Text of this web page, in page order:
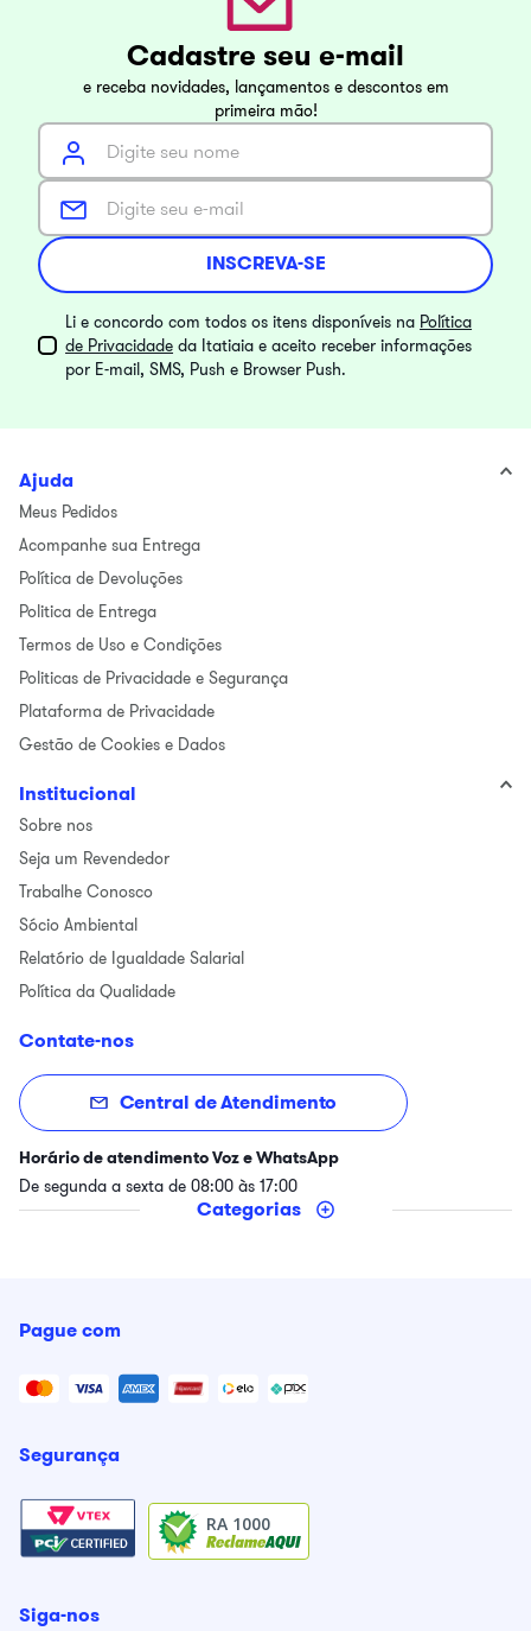
Cadastre seu e-mail
e receba novidades, lançamentos e descontos em
primeira mão!
INSCREVA-SE
Li e concordo com todos os itens disponíveis na Política
de Privacidade da Itatiaia e aceito receber informações
por E-mail, SMS, Push e Browser Push.
Ajuda
Meus Pedidos
Acompanhe sua Entrega
Política de Devoluções
Politica de Entrega
Termos de Uso e Condições
Politicas de Privacidade e Segurança
Plataforma de Privacidade
Gestão de Cookies e Dados
Institucional
Sobre nos
Seja um Revendedor
Trabalhe Conosco
Sócio Ambiental
Relatório de Igualdade Salarial
Política da Qualidade
Contate-nos
Central de Atendimento
Horário de atendimento Voz e WhatsApp
De segunda a sexta de 08:00 às 17:00
Categorias
Pague com
Segurança
RA 1000
Siga-nos